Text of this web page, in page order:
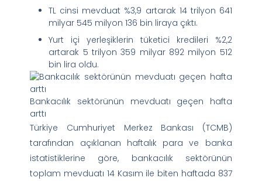
TL cinsi mevduat %3,9 artarak 14 trilyon 641
milyar 545 milyon 136 bin liraya çıktı.
Yurt içi yerleşiklerin tüketici kredileri %2,2
artarak 5 trilyon 359 milyar 892 milyon 512
bin lira oldu.
Bankacılık sektörünün mevduatı geçen hafta
arttı
Türkiye Cumhuriyet Merkez Bankası (TCMB)
tarafından açıklanan haftalık para ve banka
istatistiklerine göre, bankacılık sektörünün
toplam mevduatı 14 Kasım ile biten haftada 837